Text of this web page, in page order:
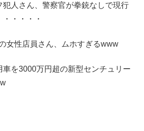
犯人さん、警察官が拳銃なしで現行
・・・・
女性店員さん、ムホすぎるwww
車を3000万円超の新型センチュリー